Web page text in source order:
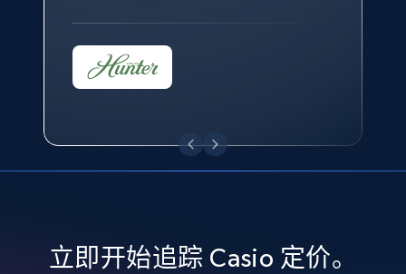
URL, Product id, Title, Seller name, Seller rating,
Seller reviews, Breadcrumbs, Root category, and
359+ 立即开始
立即开始追踪 Casio 定价。